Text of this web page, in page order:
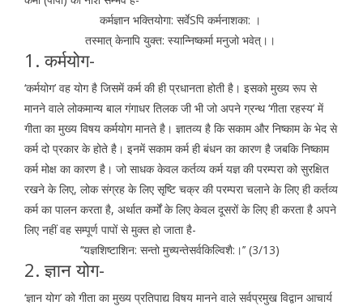
कर्मज्ञान भक्तियोगा: सर्वेSपि कर्मनाशका: ।
तस्मात् केनापि युक्त: स्यान्निष्कर्मा मनुजो भवेत्।।
1. कर्मयोग-
‘कर्मयोग’ वह योग है जिसमें कर्म की ही प्रधानता होती है। इसको मुख्य रूप से
मानने वाले लोकमान्य बाल गंगाधर तिलक जी भी जो अपने ग्रन्थ ‘गीता रहस्य’ में
गीता का मुख्य विषय कर्मयोग मानते है। ज्ञातव्य है कि सकाम और निष्काम के भेद से
कर्म दो प्रकार के होते है। इनमें सकाम कर्म ही बंधन का कारण है जबकि निष्काम
कर्म मोक्ष का कारण है। जो साधक केवल कर्तव्य कर्म यज्ञ की परम्परा को सुरक्षित
रखने के लिए, लोक संग्रह के लिए सृष्टि चक्र की परम्परा चलाने के लिए ही कर्तव्य
कर्म का पालन करता है, अर्थात कर्मों के लिए केवल दूसरों के लिए ही करता है अपने
लिए नहीं वह सम्पूर्ण पापों से मुक्त हो जाता है-
‘‘यज्ञशिष्टाशिन: सन्तो मुच्यन्तेसर्वकिल्विशै:।’’ (3/13)
2. ज्ञान योग-
‘ज्ञान योग’ को गीता का मुख्य प्रतिपाद्य विषय मानने वाले सर्वप्रमुख विद्वान आचार्य